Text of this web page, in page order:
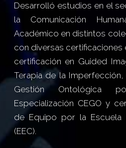
Desarrolló estudios en el
la Comunicación
Académico en distintos
con diversas certificaciones
certificación en Guided
Terapia de la
Gestión Ontológica
Especialización CEGO y
de Equipo por la Escuela
(EEC).